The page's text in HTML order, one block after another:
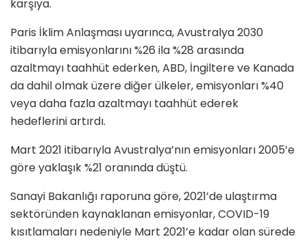
karşıya.
Paris İklim Anlaşması uyarınca, Avustralya 2030
itibarıyla emisyonlarını %26 ila %28 arasında
azaltmayı taahhüt ederken, ABD, İngiltere ve Kanada
da dahil olmak üzere diğer ülkeler, emisyonları %40
veya daha fazla azaltmayı taahhüt ederek
hedeflerini artırdı.
Mart 2021 itibarıyla Avustralya’nın emisyonları 2005’e
göre yaklaşık %21 oranında düştü.
Sanayi Bakanlığı raporuna göre, 2021’de ulaştırma
sektöründen kaynaklanan emisyonlar, COVID-19
kısıtlamaları nedeniyle Mart 2021’e kadar olan sürede